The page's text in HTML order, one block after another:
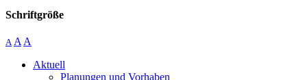
Schriftgröße
A A A
Aktuell
Planungen und Vorhaben